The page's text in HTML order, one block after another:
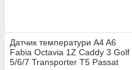
Датчик температури A4 A6
Fabia Octavia 1Z Caddy 3 Golf
5/6/7 Transporter T5 Passat